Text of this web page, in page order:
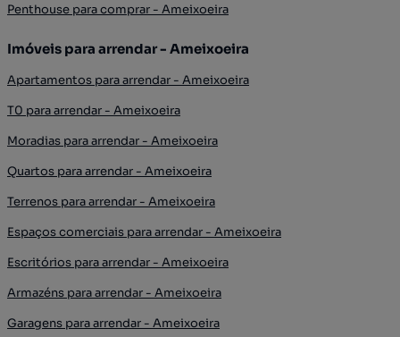
Penthouse para comprar - Ameixoeira
Imóveis para arrendar - Ameixoeira
Apartamentos para arrendar - Ameixoeira
T0 para arrendar - Ameixoeira
Moradias para arrendar - Ameixoeira
Quartos para arrendar - Ameixoeira
Terrenos para arrendar - Ameixoeira
Espaços comerciais para arrendar - Ameixoeira
Escritórios para arrendar - Ameixoeira
Armazéns para arrendar - Ameixoeira
Garagens para arrendar - Ameixoeira